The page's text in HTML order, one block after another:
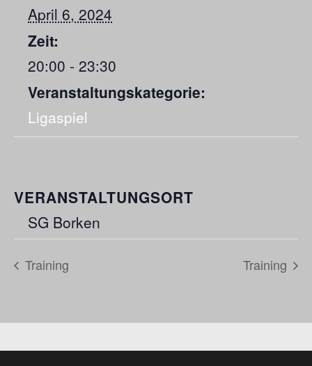
April 6, 2024
Zeit:
20:00 - 23:30
Veranstaltungskategorie:
Ligaspiel
VERANSTALTUNGSORT
SG Borken
Training Training